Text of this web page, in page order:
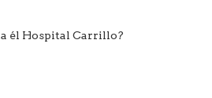
él Hospital Carrillo?